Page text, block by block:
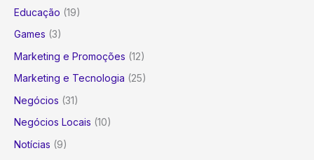
Educação (19)
Games (3)
Marketing e Promoções (12)
Marketing e Tecnologia (25)
Negócios (31)
Negócios Locais (10)
Notícias (9)